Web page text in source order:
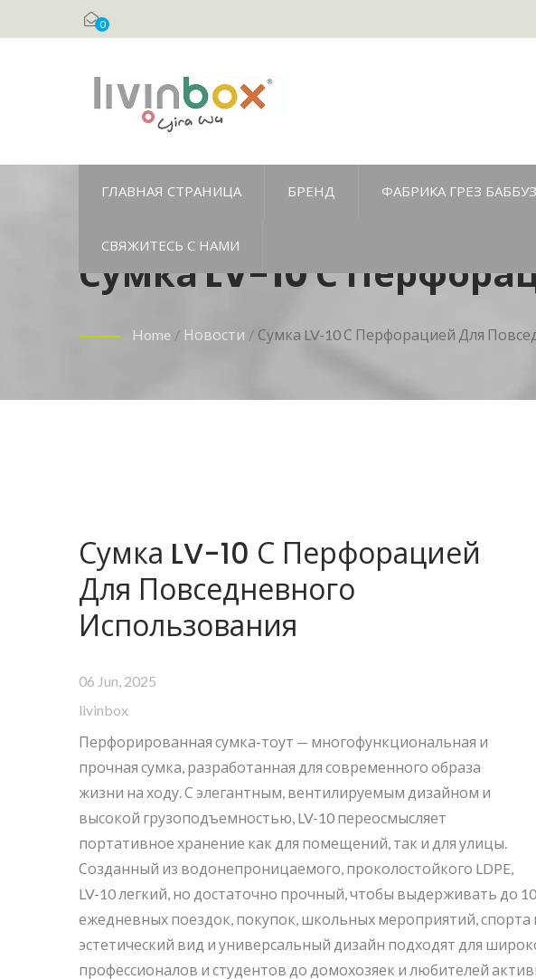
0
ГЛАВНАЯ СТРАНИЦА БРЕНД ФАБРИКА ГРЕЗ
СВЯЖИТЕСЬ С НАМИ
Сумка LV-10 С
Использования
Home / Новости / Сумка LV-10 С Перфорацией Для
Сумка LV-10 С Перфорацией
Для Повседневного
Использования
06 Jun, 2025
livinbox
Перфорированная сумка-тоут — многофункциональная и
прочная сумка, разработанная для современного образа
жизни на ходу. С элегантным, вентилируемым дизайном и
высокой грузоподъемностью, LV-10 переосмысляет
портативное хранение как для помещений, так и для улицы.
Созданный из водонепроницаемого, проколостойкого LDPE,
LV-10 легкий, но достаточно прочный, чтобы выдерживать до
ежедневных поездок, покупок, школьных мероприятий,
эстетический вид и универсальный дизайн подходят для
профессионалов и студентов до домохозяек и любителей
BuBu-Storage-Bin
Контейнер Для
Pelican